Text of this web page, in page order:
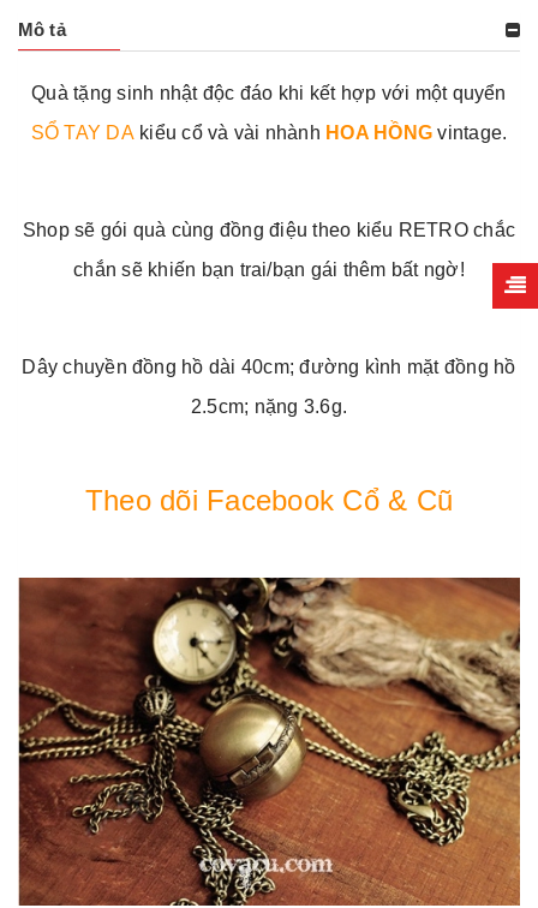
Mô tả
Quà tặng sinh nhật độc đáo khi kết hợp với một quyển
SỔ TAY DAkiểu cổ và vài nhành HOA HỒNG vintage.
Shop sẽ gói quà cùng đồng điệu theo kiểu RETRO chắc
chắn sẽ khiến bạn trai/bạn gái thêm bất ngờ!
Dây chuyền đồng hồ dài 40cm; đường kình mặt đồng hồ
2.5cm; nặng 3.6g.
Theo dõi Facebook Cổ & Cũ